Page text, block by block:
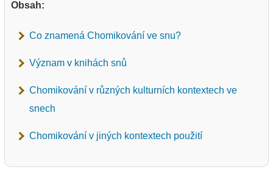
Obsah:
Co znamená Chomikování ve snu?
Význam v knihách snů
Chomikování v různých kulturních kontextech ve
snech
Chomikování v jiných kontextech použití